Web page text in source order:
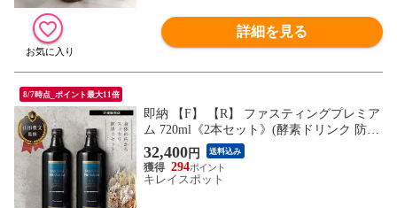
詳細を見る
8/7時点_ポイント最大11倍
即納 【F】 【R】 ファスティングプレミア
ム 720ml《2本セット》(酵素ドリンク 防腐
剤 無添加 ファスティング 酵素 ドリンク
ダイエット 断食 ダイエットドリンク プチ
断食 プレミアム 3日 1日 半日 短期)
32,400円 送料込み
294
キレイスポット